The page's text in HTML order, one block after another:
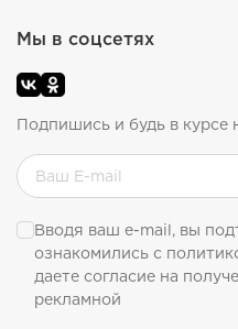
Мы в соцсетях
Подпишись и будь в курсе
Вводя ваш e-mail, вы
ознакомились с
даете согласие на
рекламной